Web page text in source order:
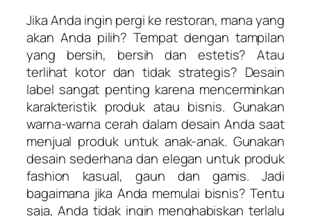
Jika Anda ingin pergi ke restoran, mana yang
akan Anda pilih? Tempat dengan tampilan
yang bersih, bersih dan estetis? Atau
terlihat kotor dan tidak strategis? Desain
label sangat penting karena mencerminkan
karakteristik produk atau bisnis. Gunakan
warna-warna cerah dalam desain Anda saat
menjual produk untuk anak-anak. Gunakan
desain sederhana dan elegan untuk produk
fashion kasual, gaun dan gamis. Jadi
bagaimana jika Anda memulai bisnis? Tentu
saja, Anda tidak ingin menghabiskan terlalu